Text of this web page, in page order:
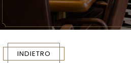
INDIETRO